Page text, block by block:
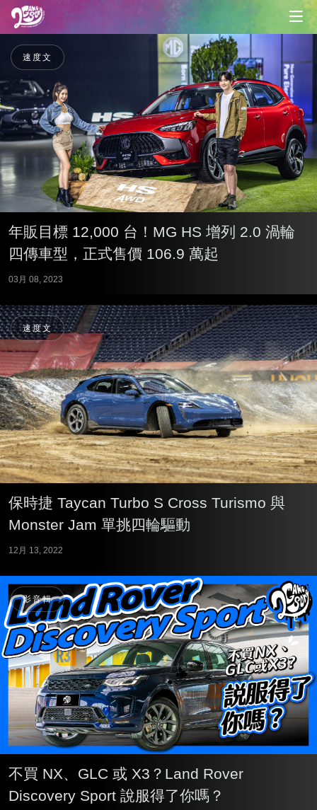
速度文
年販目標 12,000 台！MG HS 增列 2.0 渦輪
四傳車型，正式售價 106.9 萬起
03月 08, 2023
速度文
保時捷 Taycan Turbo S Cross Turismo 與
Monster Jam 單挑四輪驅動
12月 13, 2022
影音輯
不買 NX、GLC 或 X3？Land Rover
Discovery Sport 說服得了你嗎？